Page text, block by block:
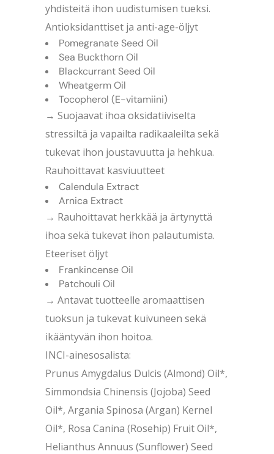
yhdisteitä ihon uudistumisen tueksi.
Antioksidanttiset ja anti-age-öljyt
Pomegranate Seed Oil
Sea Buckthorn Oil
Blackcurrant Seed Oil
Wheatgerm Oil
Tocopherol (E-vitamiini)
→ Suojaavat ihoa oksidatiiviselta
stressiltä ja vapailta radikaaleilta sekä
tukevat ihon joustavuutta ja hehkua.
Rauhoittavat kasviuutteet
Calendula Extract
Arnica Extract
→ Rauhoittavat herkkää ja ärtynyttä
ihoa sekä tukevat ihon palautumista.
Eteeriset öljyt
Frankincense Oil
Patchouli Oil
→ Antavat tuotteelle aromaattisen
tuoksun ja tukevat kuivuneen sekä
ikääntyvän ihon hoitoa.
INCI-ainesosalista:
Prunus Amygdalus Dulcis (Almond) Oil*,
Simmondsia Chinensis (Jojoba) Seed
Oil*, Argania Spinosa (Argan) Kernel
Oil*, Rosa Canina (Rosehip) Fruit Oil*,
Helianthus Annuus (Sunflower) Seed